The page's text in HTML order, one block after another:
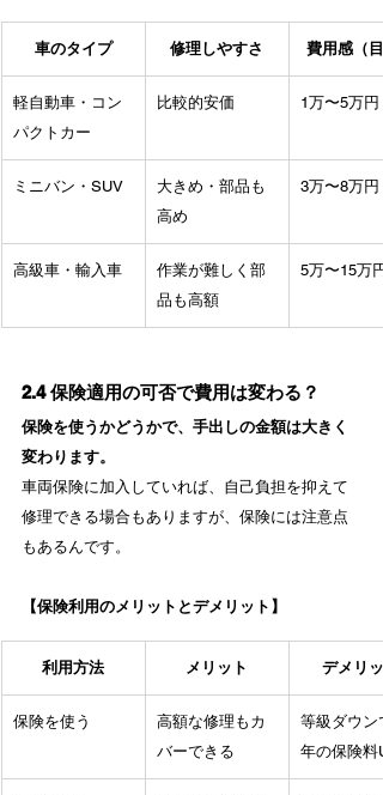
車のタイプ 修理しやすさ 費用感（目
軽自動車・コン
パクトカー
比較的安価 1万〜5万円
ミニバン・SUV
大きめ・部品も
高め
3万〜8万円
高級車・輸入車
作業が難しく部
品も高額
5万〜15万
2.4 保険適用の可否で費用は変わる？
保険を使うかどうかで、手出しの金額は大きく
変わります。
車両保険に加入していれば、自己負担を抑えて
修理できる場合もありますが、保険には注意点
もあるんです。
【保険利用のメリットとデメリット】
利用方法 メリット デメリッ
保険を使う
高額な修理もカ
バーできる
等級ダウン
年の保険料